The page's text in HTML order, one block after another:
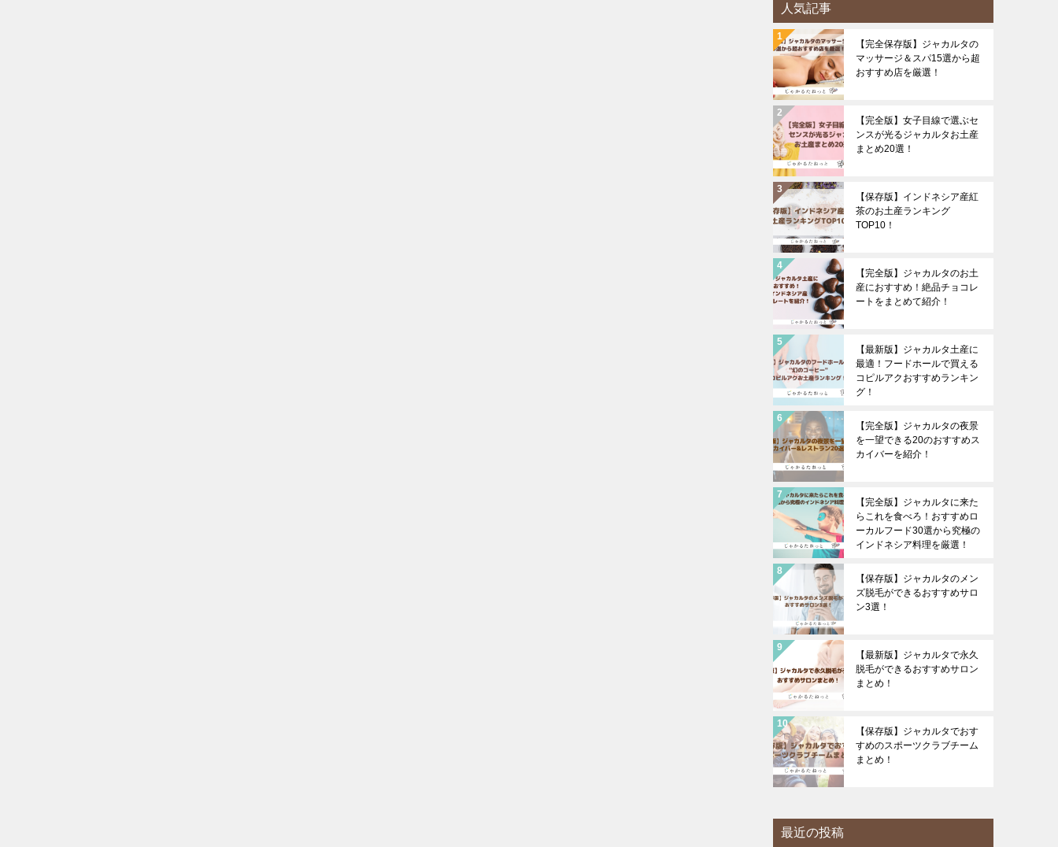
人気記事
【完全保存版】ジャカルタの
マッサージ＆スパ15選から超
おすすめ店を厳選！
【完全版】女子目線で選ぶセ
ンスが光るジャカルタお土産
まとめ20選！
【保存版】インドネシア産紅
茶のお土産ランキング
TOP10！
【完全版】ジャカルタのお土
産におすすめ！絶品チョコレ
ートをまとめて紹介！
【最新版】ジャカルタ土産に
最適！フードホールで買える
コピルアクおすすめランキン
グ！
【完全版】ジャカルタの夜景
を一望できる20のおすすめス
カイバーを紹介！
【完全版】ジャカルタに来た
らこれを食べろ！おすすめロ
ーカルフード30選から究極の
インドネシア料理を厳選！
【保存版】ジャカルタのメン
ズ脱毛ができるおすすめサロ
ン3選！
【最新版】ジャカルタで永久
脱毛ができるおすすめサロン
まとめ！
【保存版】ジャカルタでおす
すめのスポーツクラブチーム
まとめ！
最近の投稿